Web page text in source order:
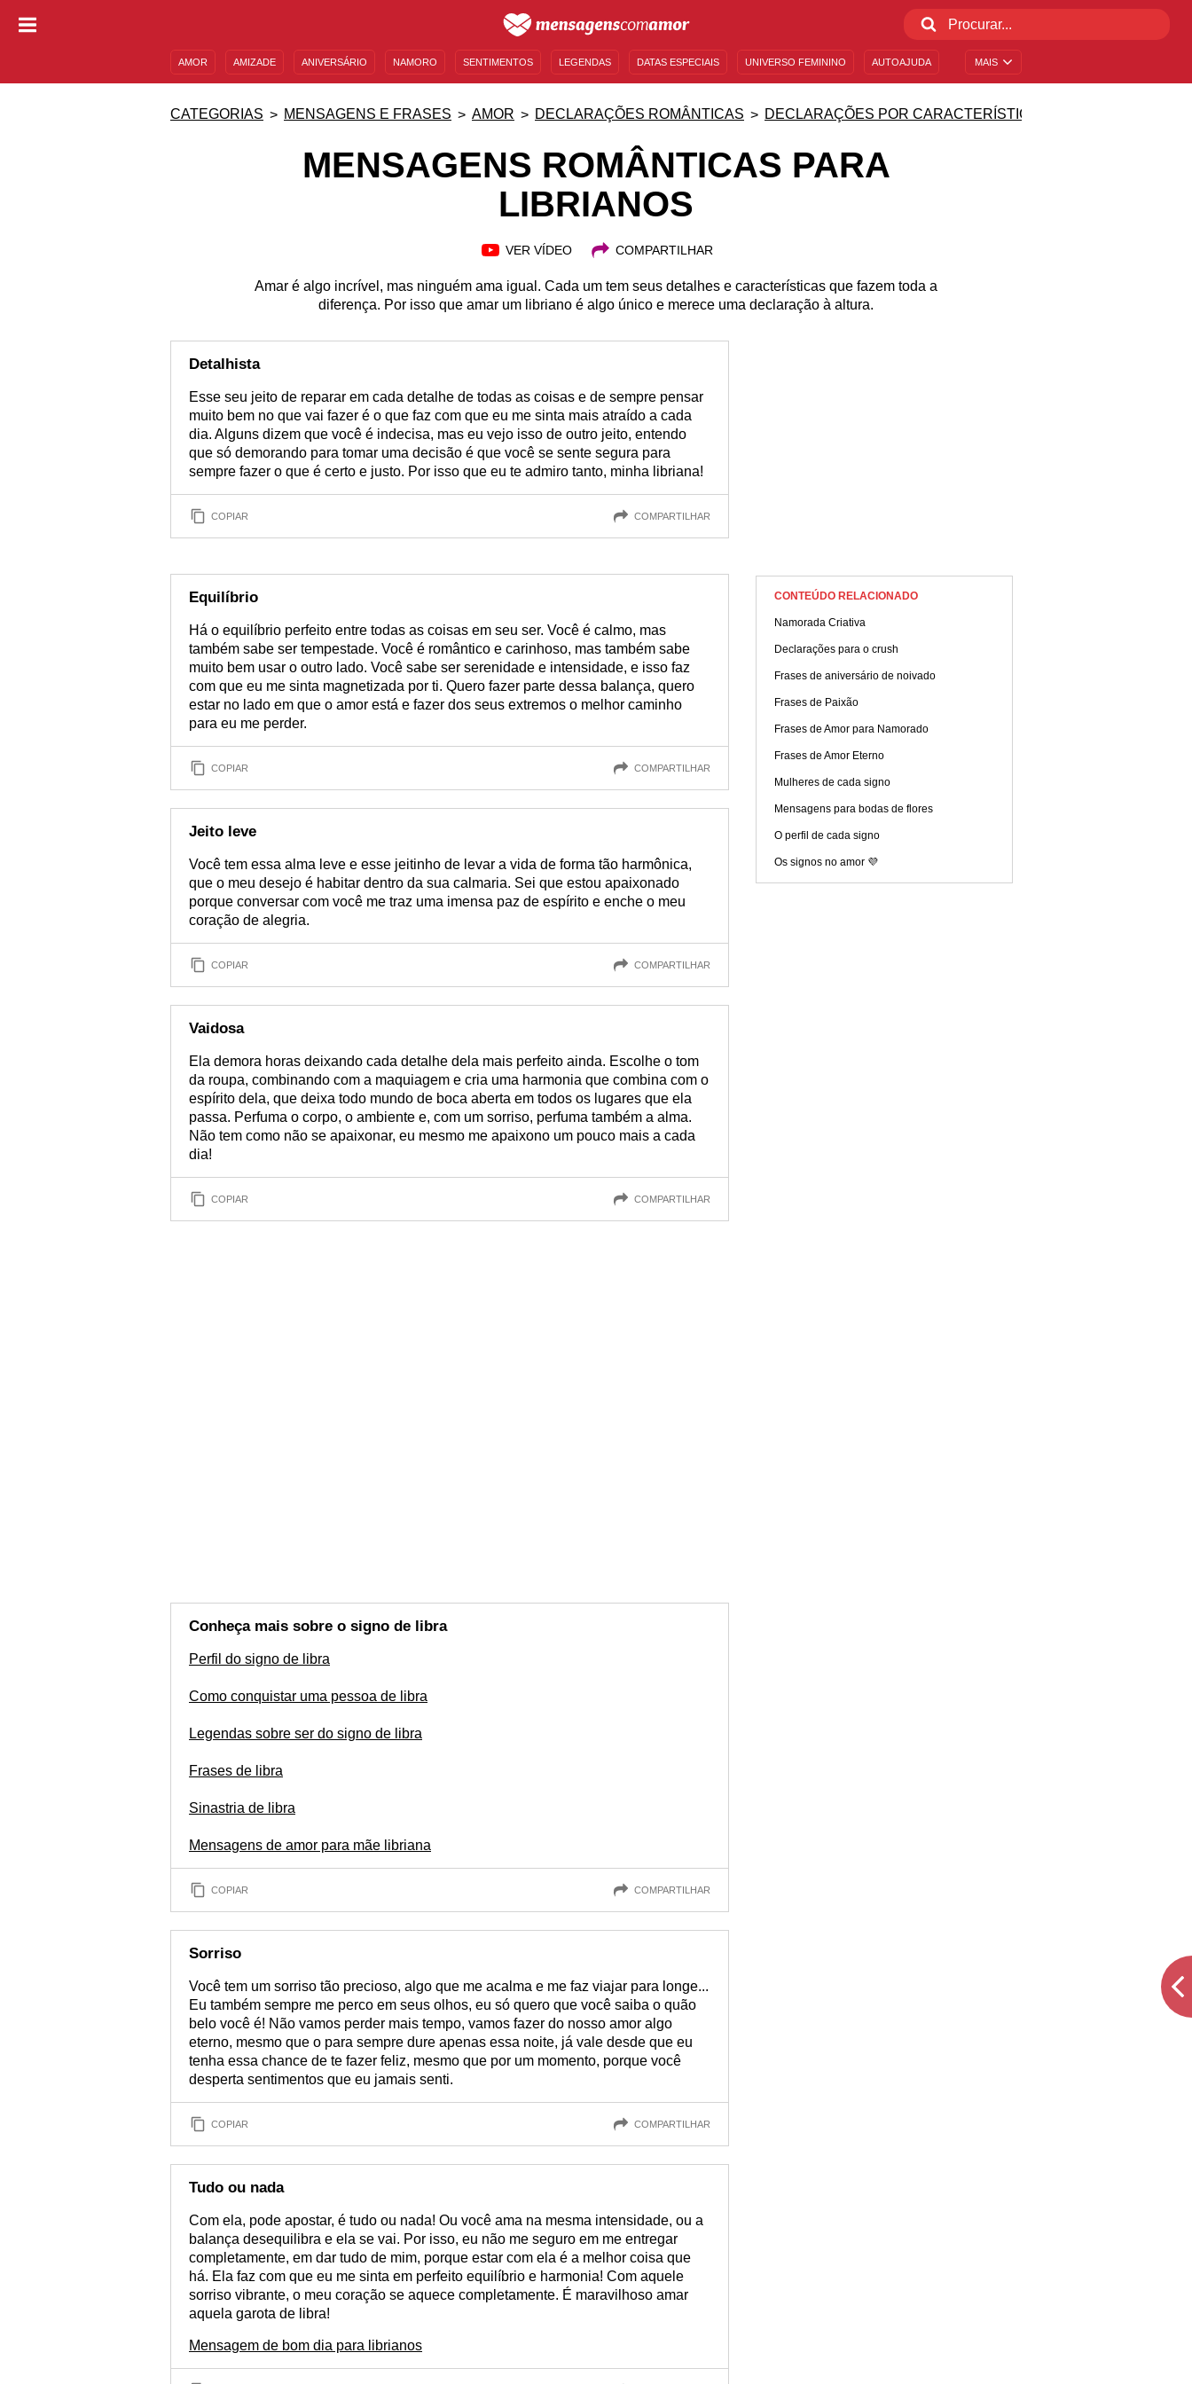
MAIS
AMOR AMIZADE ANIVERSÁRIO NAMORO SENTIMENTOS LEGENDAS DATAS ESPECIAIS UNIVERSO FEMININO AUTOAJUDA
CATEGORIAS MENSAGENS E FRASES AMOR DECLARAÇÕES ROMÂNTICAS DECLARAÇÕES POR CARACTERÍSTICA
MENSAGENS ROMÂNTICAS PARA
LIBRIANOS
VER VÍDEO COMPARTILHAR
Amar é algo incrível, mas ninguém ama igual. Cada um tem seus detalhes e características que fazem toda a
diferença. Por isso que amar um libriano é algo único e merece uma declaração à altura.
Detalhista
Esse seu jeito de reparar em cada detalhe de todas as coisas e de sempre pensar
muito bem no que vai fazer é o que faz com que eu me sinta mais atraído a cada
dia. Alguns dizem que você é indecisa, mas eu vejo isso de outro jeito, entendo
que só demorando para tomar uma decisão é que você se sente segura para
sempre fazer o que é certo e justo. Por isso que eu te admiro tanto, minha libriana!
COPIAR COMPARTILHAR
Equilíbrio
Há o equilíbrio perfeito entre todas as coisas em seu ser. Você é calmo, mas
também sabe ser tempestade. Você é romântico e carinhoso, mas também sabe
muito bem usar o outro lado. Você sabe ser serenidade e intensidade, e isso faz
com que eu me sinta magnetizada por ti. Quero fazer parte dessa balança, quero
estar no lado em que o amor está e fazer dos seus extremos o melhor caminho
para eu me perder.
COPIAR COMPARTILHAR
Jeito leve
Você tem essa alma leve e esse jeitinho de levar a vida de forma tão harmônica,
que o meu desejo é habitar dentro da sua calmaria. Sei que estou apaixonado
porque conversar com você me traz uma imensa paz de espírito e enche o meu
coração de alegria.
COPIAR COMPARTILHAR
Vaidosa
Ela demora horas deixando cada detalhe dela mais perfeito ainda. Escolhe o tom
da roupa, combinando com a maquiagem e cria uma harmonia que combina com o
espírito dela, que deixa todo mundo de boca aberta em todos os lugares que ela
passa. Perfuma o corpo, o ambiente e, com um sorriso, perfuma também a alma.
Não tem como não se apaixonar, eu mesmo me apaixono um pouco mais a cada
dia!
COPIAR COMPARTILHAR
Conheça mais sobre o signo de libra
Perfil do signo de libra
Como conquistar uma pessoa de libra
Legendas sobre ser do signo de libra
Frases de libra
Sinastria de libra
Mensagens de amor para mãe libriana
COPIAR COMPARTILHAR
Sorriso
Você tem um sorriso tão precioso, algo que me acalma e me faz viajar para longe...
Eu também sempre me perco em seus olhos, eu só quero que você saiba o quão
belo você é! Não vamos perder mais tempo, vamos fazer do nosso amor algo
eterno, mesmo que o para sempre dure apenas essa noite, já vale desde que eu
tenha essa chance de te fazer feliz, mesmo que por um momento, porque você
desperta sentimentos que eu jamais senti.
COPIAR COMPARTILHAR
Tudo ou nada
Com ela, pode apostar, é tudo ou nada! Ou você ama na mesma intensidade, ou a
balança desequilibra e ela se vai. Por isso, eu não me seguro em me entregar
completamente, em dar tudo de mim, porque estar com ela é a melhor coisa que
há. Ela faz com que eu me sinta em perfeito equilíbrio e harmonia! Com aquele
sorriso vibrante, o meu coração se aquece completamente. É maravilhoso amar
aquela garota de libra!
Mensagem de bom dia para librianos
CONTEÚDO RELACIONADO
Namorada Criativa
Declarações para o crush
Frases de aniversário de noivado
Frases de Paixão
Frases de Amor para Namorado
Frases de Amor Eterno
Mulheres de cada signo
Mensagens para bodas de flores
O perfil de cada signo
Os signos no amor 💜